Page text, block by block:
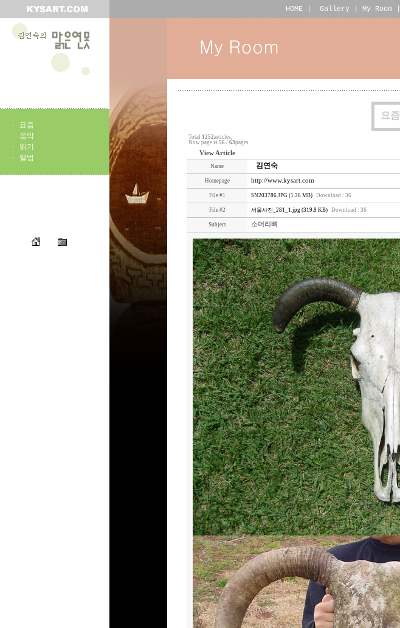
HOME Gallery My Room
-
요즘
-
음악
-
읽기
- 앨범
요즘
Total 1252articles,
Now page is 56 / 63pages
View Article
Name 김연숙
Homepage http://www.kysart.com
File #1 SN203786.JPG (1.36 MB) Download : 36
File #2 서울사진_281_1.jpg (319.8 KB) Download : 36
Subject 소머리뼈